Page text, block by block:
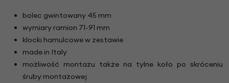
bolec gwintowany 45 mm
wymiary ramion 71-91 mm
klocki hamulcowe w zestawie
made in Italy
możliwość montażu także na tylne koło po skróceniu
śruby montażowej